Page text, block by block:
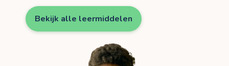
Bekijk alle leermiddelen